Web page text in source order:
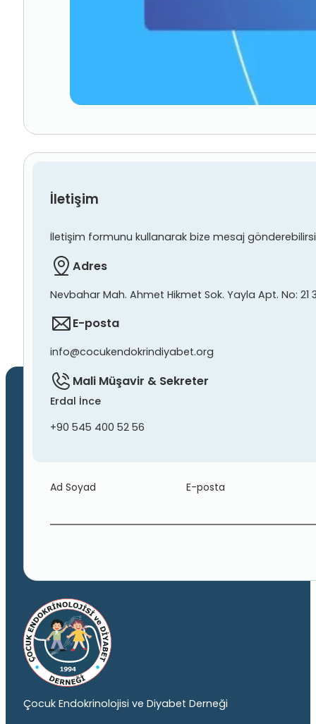
İletişim
İletişim formunu kullanarak bize mesaj
Adres
Nevbahar Mah. Ahmet Hikmet Sok. Yayla Apt. No: 21
E-posta
info@cocukendokrindiyabet.org
Mali Müşavir & Sekreter
Erdal İnce
+90 545 400 52 56
Ad Soyad E-posta
Çocuk Endokrinolojisi ve Diyabet Derneği